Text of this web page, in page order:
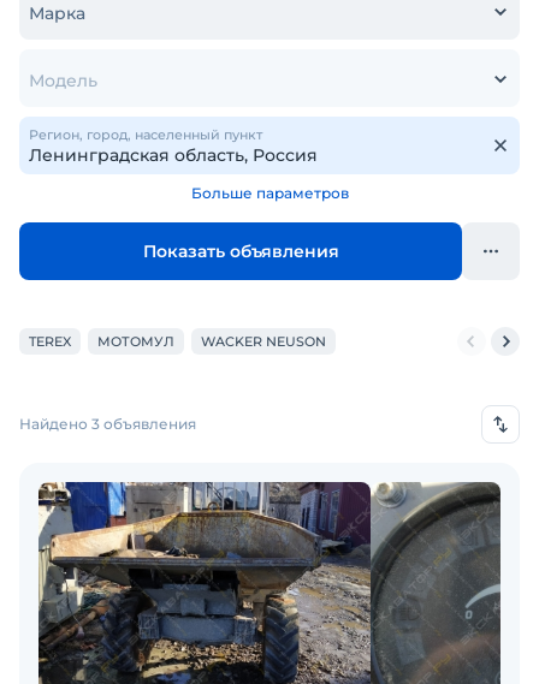
Марка
Модель
Регион, город, населенный пункт
Больше параметров
Показать объявления
TEREX МОТОМУЛ WACKER NEUSON
Найдено 3 объявления